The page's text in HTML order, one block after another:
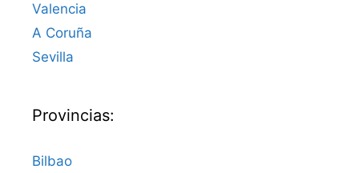
Valencia
A Coruña
Sevilla
Provincias:
Bilbao